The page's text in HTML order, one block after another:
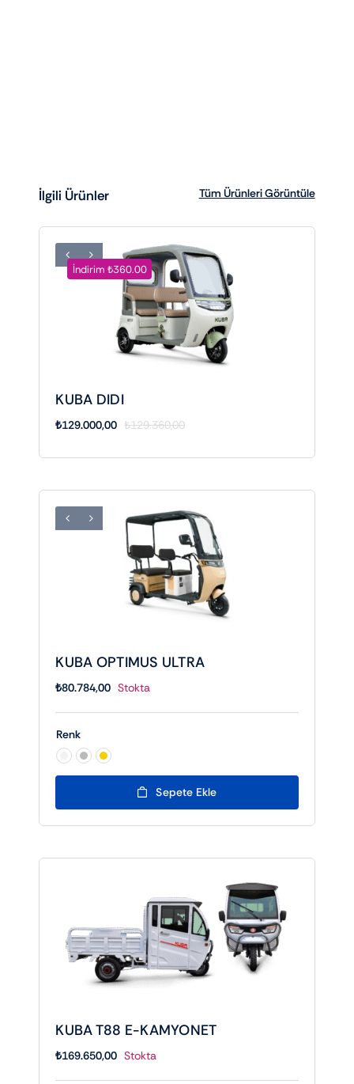
İlgili Ürünler Tüm Ürünleri Görüntüle
İndirim ₺360.00
KUBA DIDI
₺129.360,00Orijinal
₺129.000,00
Şu
KUBA OPTIMUS ULTRA
₺80.784,00 Stokta
Renk
Sepete Ekle
KUBA T88 E-KAMYONET
₺169.650,00 Stokta